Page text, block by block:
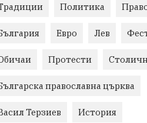
Политика
Евро Лев
Протести
православна църква
Терзиев История